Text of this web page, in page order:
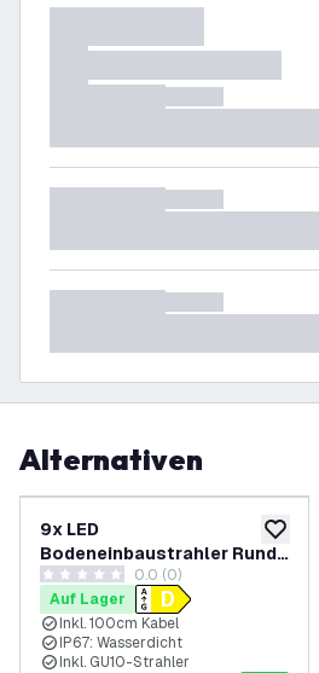
Alternativen
zur
9x LED
Bodeneinbaustrahler Rund -
IP67 - 3W - 6500K - 1m
Kabel - Schwarz
0 Bewertungssterne
0.0 (0)
Auf Lager
Inkl. 100cm Kabel
IP67: Wasserdicht
Inkl. GU10-Strahler